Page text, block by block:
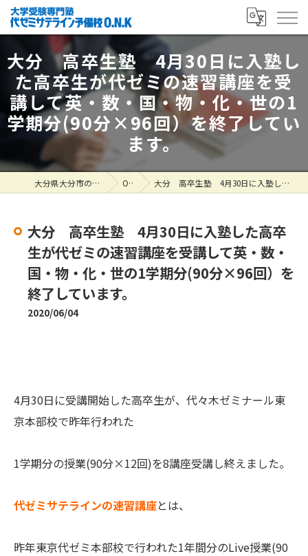
大分 高卒生塾 4月30日に入塾し
た高卒生が代ゼミの速習講座を受
講して英・数・国・物・化・世の1
学期分(90分×96回）を終了してい
ます。
大分県大分市の塾なら大学受験専門塾 代ゼミサテライン予備校O.N.K ONK掲示板 大分 高卒生塾 4月30日に入塾した高卒生が代ゼミの速習講座を受講して英・数・国・物・化・世の1学期分(90分×96回）を終了しています。
大分 高卒生塾 4月30日に入塾した高卒
生が代ゼミの速習講座を受講して英・数・
国・物・化・世の1学期分(90分×96回）を
終了しています。
2020/06/04
4月30日に受講開始した高卒生が、代々木ゼミナール東
京本部校で昨年行われた
1学期分の授業(90分×12回)を8講座受講し終えました。
代ゼミサテラインの速習講座とは、
昨年東京代ゼミ本部校で行われた1年間分のLive授業(90